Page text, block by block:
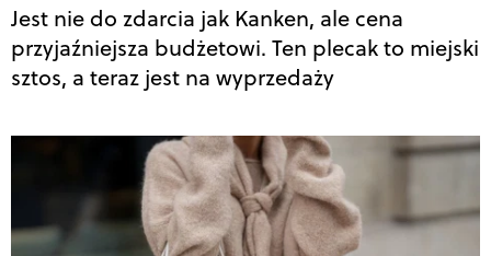
Jest nie do zdarcia jak Kanken, ale cena
przyjaźniejsza budżetowi. Ten plecak to miejski
sztos, a teraz jest na wyprzedaży